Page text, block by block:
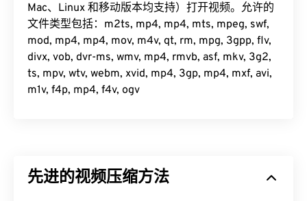
Mac、Linux 和移动版本均支持）打开视频。允许的
文件类型包括：m2ts, mp4, mp4, mts, mpeg, swf,
mod, mp4, mp4, mov, m4v, qt, rm, mpg, 3gpp, flv,
divx, vob, dvr-ms, wmv, mp4, rmvb, asf, mkv, 3g2,
ts, mpv, wtv, webm, xvid, mp4, 3gp, mp4, mxf, avi,
m1v, f4p, mp4, f4v, ogv
先进的视频压缩方法